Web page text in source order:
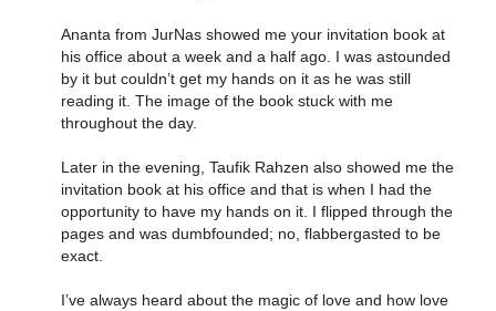
Ananta from JurNas showed me your invitation book at
his office about a week and a half ago. I was astounded
by it but couldn’t get my hands on it as he was still
reading it. The image of the book stuck with me
throughout the day.
Later in the evening, Taufik Rahzen also showed me the
invitation book at his office and that is when I had the
opportunity to have my hands on it. I flipped through the
pages and was dumbfounded; no, flabbergasted to be
exact.
I’ve always heard about the magic of love and how love